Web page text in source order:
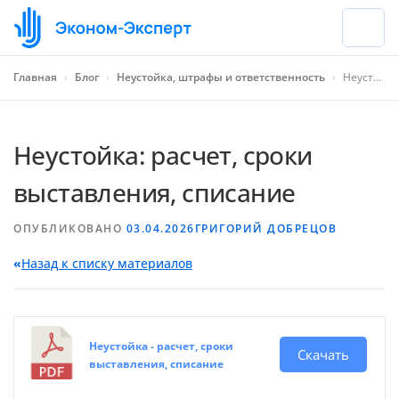
Главная › Блог › Неустойка, штрафы и ответственность › Неустойка: расчет, сроки выставления, списание
Неустойка: расчет, сроки
выставления, списание
ОПУБЛИКОВАНО 03.04.2026ГРИГОРИЙ ДОБРЕЦОВ
«Назад к списку материалов
Неустойка - расчет, сроки
выставления, списание
Скачать